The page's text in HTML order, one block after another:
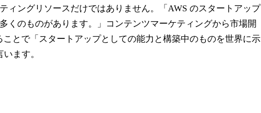
ィングリソースだけではありません。「AWS のスタートアップ
くのものがあります。」コンテンツマーケティングから市場開
とで「スタートアップとしての能力と構築中のものを世界に示
ます。